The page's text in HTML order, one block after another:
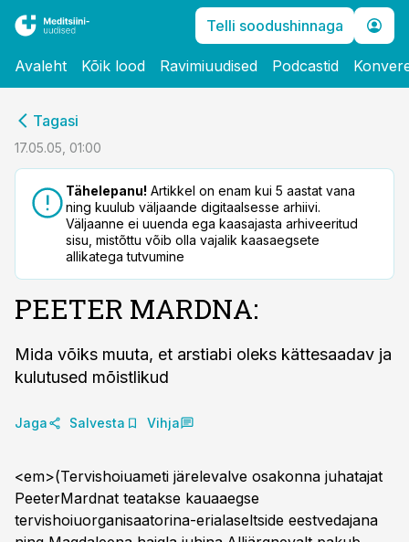
Telli soodushinnaga
Avaleht Kõik lood Ravimiuudised Podcastid
Tagasi
17.05.05, 01:00
Tähelepanu! Artikkel on enam kui 5 aastat vana
ning kuulub väljaande digitaalsesse arhiivi.
Väljaanne ei uuenda ega kaasajasta arhiveeritud
sisu, mistõttu võib olla vajalik kaasaegsete
allikatega tutvumine
PEETER MARDNA:
Mida võiks muuta, et arstiabi oleks kättesaadav ja
kulutused mõistlikud
Jaga Salvesta Vihja
<em>(Tervishoiuameti järelevalve osakonna juhatajat
PeeterMardnat teatakse kauaaegse
tervishoiuorganisaatorina-erialaseltside eestvedajana